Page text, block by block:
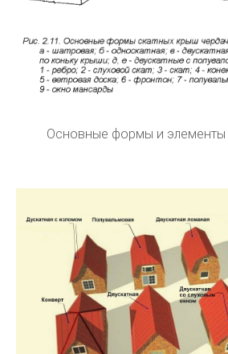
Основные формы и элементы